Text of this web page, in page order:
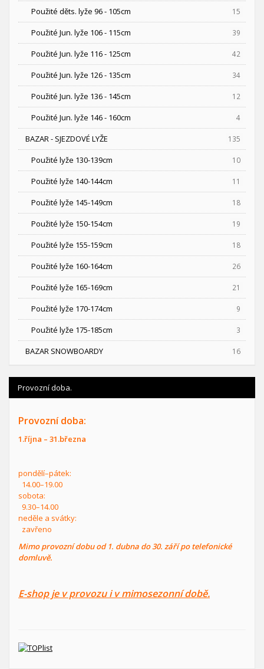
Použité děts. lyže 96 - 105cm 15
Použité Jun. lyže 106 - 115cm 39
Použité Jun. lyže 116 - 125cm 42
Použité Jun. lyže 126 - 135cm 34
Použité Jun. lyže 136 - 145cm 12
Použité Jun. lyže 146 - 160cm 4
BAZAR - SJEZDOVÉ LYŽE 135
Použité lyže 130-139cm 10
Použité lyže 140-144cm 11
Použité lyže 145-149cm 18
Použité lyže 150-154cm 19
Použité lyže 155-159cm 18
Použité lyže 160-164cm 26
Použité lyže 165-169cm 21
Použité lyže 170-174cm 9
Použité lyže 175-185cm 3
BAZAR SNOWBOARDY 16
Provozní doba.
Provozní doba:
1.října – 31.března
pondělí–pátek:
14.00–19.00
sobota:
9.30–14.00
neděle a svátky:
zavřeno
Mimo provozní dobu od 1. dubna do 30. září po telefonické
domluvě.
E-shop je v provozu i v mimosezonní době.